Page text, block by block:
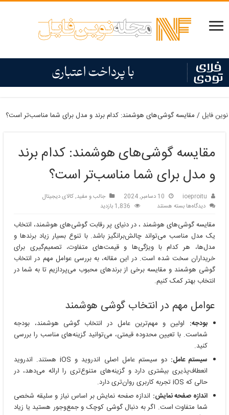
نوین فایل/ مقایسه گوشی‌های هوشمند: کدام برند و مدل برای شما مناسب‌تر است؟
مقایسه گوشی‌های هوشمند: کدام برند
و مدل برای شما مناسب‌تر است؟
ioeproitu 10 دسامبر, 2024 جالب و مفید,کالای دیجیتال
دیدگاه‌هابرای
گوشی‌های
هوشمند:
کدام
برند
مدل
برای
مناسب‌تر
است؟
بسته هستند 1,836 بازدید
مقایسه گوشی‌های هوشمند ، در دنیای پر رقابت گوشی‌های هوشمند، انتخاب
یک مدل مناسب می‌تواند چالش‌برانگیز باشد. با تنوع بسیار زیاد برندها و
مدل‌ها، هر کدام با ویژگی‌ها و قیمت‌های متفاوت، تصمیم‌گیری برای
خریداران سخت شده است. در این مقاله، به بررسی عوامل مهم در انتخاب
گوشی هوشمند و مقایسه برخی از برندهای محبوب می‌پردازیم تا به شما در
انتخاب بهتر کمک کنیم.
عوامل مهم در انتخاب گوشی هوشمند
بودجه: اولین و مهم‌ترین عامل در انتخاب گوشی هوشمند، بودجه
شماست. با تعیین محدوده قیمتی، می‌توانید گزینه‌های مناسب را بررسی
کنید.
سیستم عامل:
دو سیستم عامل اصلی اندروید و iOS هستند. اندروید
انعطاف‌پذیری بیشتری دارد و گزینه‌های متنوع‌تری را ارائه می‌دهد، در
حالی که iOS تجربه کاربری روان‌تری دارد.
اندازه صفحه نمایش: اندازه صفحه نمایش بر اساس نیاز و سلیقه شخصی
شما متفاوت است. اگر به دنبال گوشی کوچک و جمع‌وجور هستید یا زیاد